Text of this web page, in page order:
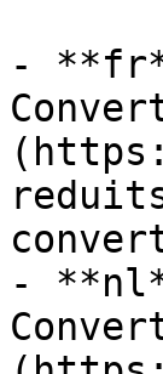
-
-